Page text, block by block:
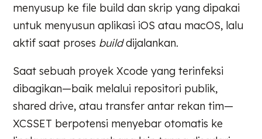
menyusup ke file build dan skrip yang dipakai
untuk menyusun aplikasi iOS atau macOS, lalu
aktif saat proses builddijalankan.
Saat sebuah proyek Xcode yang terinfeksi
dibagikan—baik melalui repositori publik,
shared drive, atau transfer antar rekan tim—
XCSSET berpotensi menyebar otomatis ke